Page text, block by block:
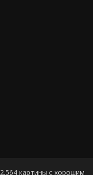
картины с хорошим